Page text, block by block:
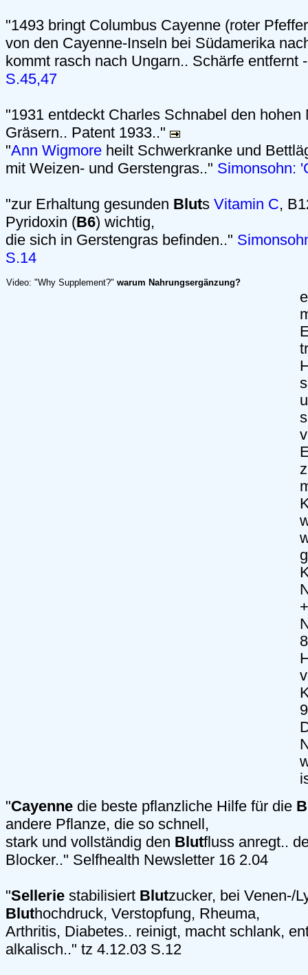
"1493 bringt Columbus Cayenne (roter
von den Cayenne-Inseln bei Südamerika
kommt rasch nach Ungarn.. Schärfe entfernt
S.45,47
"1931 entdeckt Charles Schnabel den hohen
Gräsern.. Patent 1933.."
"Ann Wigmore heilt Schwerkranke und
mit Weizen- und Gerstengras.." Simonsohn:
"zur Erhaltung gesunden Bluts Vitamin C,
Pyridoxin (B6) wichtig,
die sich in Gerstengras befinden.."
S.14
Video: "Why Supplement?" warum Nahrungsergänzung?
"Cayenne die beste pflanzliche Hilfe für die
andere Pflanze, die so schnell,
stark und vollständig den Blutfluss anregt..
Blocker.." Selfhealth Newsletter 16 2.04
"Sellerie stabilisiert Blutzucker, bei Venen-/
Bluthochdruck, Verstopfung, Rheuma,
Arthritis, Diabetes.. reinigt, macht schlank,
alkalisch.." tz 4.12.03 S.12